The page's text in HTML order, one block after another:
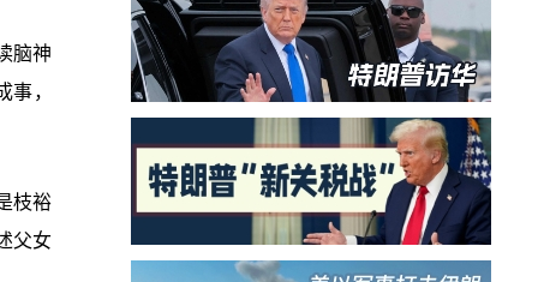
脑神
事，
枝裕
父女